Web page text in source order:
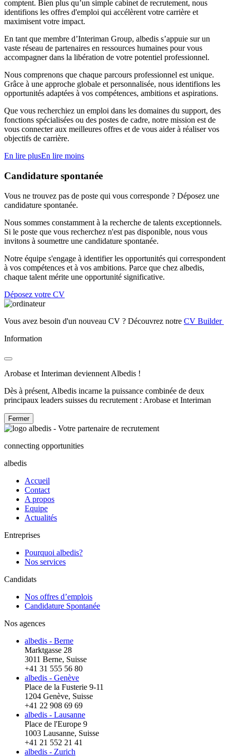
comptent. Bien plus qu’un simple cabinet de recrutement, nous
identifions les offres d'emploi qui accélèrent votre carrière et
maximisent votre impact.
En tant que membre d’Interiman Group, albedis s’appuie sur un
vaste réseau de partenaires en ressources humaines pour vous
accompagner dans la libération de votre potentiel professionnel.
Nous comprenons que chaque parcours professionnel est unique.
Grâce à une approche globale et personnalisée, nous identifions les
opportunités adaptées à vos compétences, ambitions et aspirations.
Que vous recherchiez un emploi dans les domaines du support, des
fonctions spécialisées ou des postes de cadre, notre mission est de
vous connecter aux meilleures offres et de vous aider à réaliser vos
objectifs de carrière.
En lire plusEn lire moins
Candidature spontanée
Vous ne trouvez pas de poste qui vous corresponde ? Déposez une
candidature spontanée.
Nous sommes constamment à la recherche de talents exceptionnels.
Si le poste que vous recherchez n'est pas disponible, nous vous
invitons à soumettre une candidature spontanée.
Notre équipe s'engage à identifier les opportunités qui correspondent
à vos compétences et à vos ambitions. Parce que chez albedis,
chaque talent mérite une opportunité significative.
Déposez votre CV
Vous avez besoin d'un nouveau CV ? Découvrez notre CV Builder
Information
Arobase et Interiman deviennent Albedis !
Dès à présent, Albedis incarne la puissance combinée de deux
principaux leaders suisses du recrutement : Arobase et Interiman
Fermer
connecting opportunities
albedis
Accueil
Contact
A propos
Equipe
Actualités
Entreprises
Pourquoi albedis?
Nos services
Candidats
Nos offres d’emplois
Candidature Spontanée
Nos agences
albedis - Berne
Marktgasse 28
3011 Berne, Suisse
+41 31 555 56 80
albedis - Genève
Place de la Fusterie 9-11
1204 Genève, Suisse
+41 22 908 69 69
albedis - Lausanne
Place de l'Europe 9
1003 Lausanne, Suisse
+41 21 552 21 41
albedis - Zurich